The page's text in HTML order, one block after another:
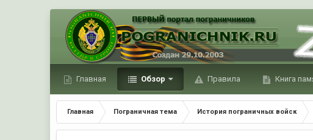
Главная Обзор Правила Книга
Главная Пограничная тема История пограничных войск